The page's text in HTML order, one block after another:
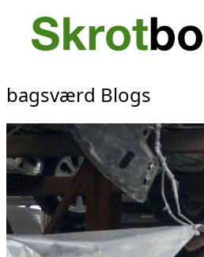
bagsværd Blogs